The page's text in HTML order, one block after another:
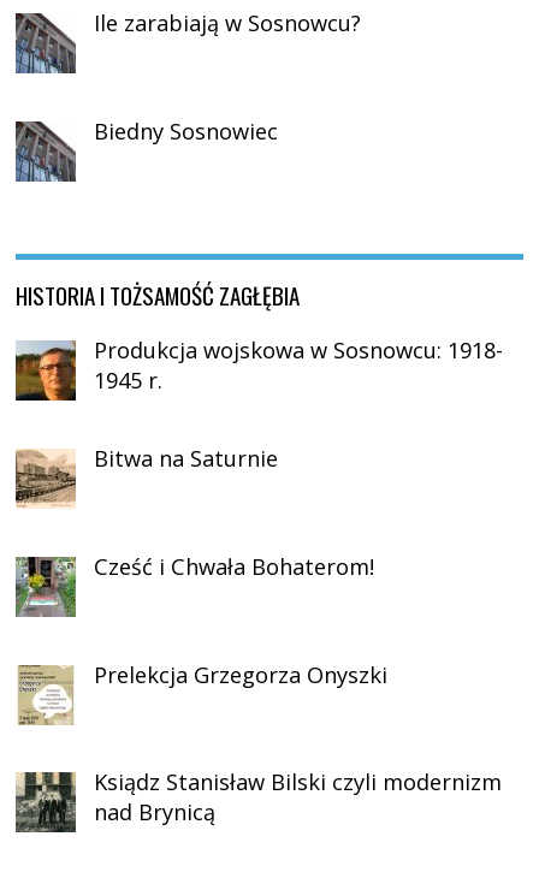
Ile zarabiają w Sosnowcu?
Biedny Sosnowiec
HISTORIA I TOŻSAMOŚĆ ZAGŁĘBIA
Produkcja wojskowa w Sosnowcu: 1918-
1945 r.
Bitwa na Saturnie
Cześć i Chwała Bohaterom!
Prelekcja Grzegorza Onyszki
Ksiądz Stanisław Bilski czyli modernizm
nad Brynicą